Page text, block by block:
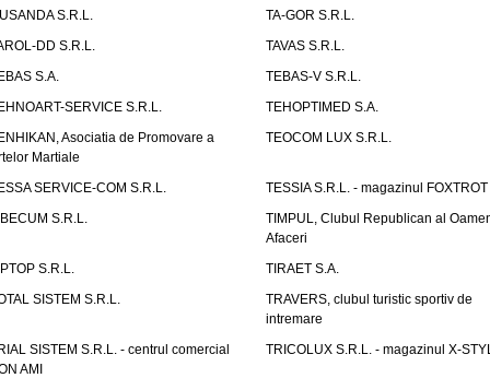
S.R.L.
TA-GOR S.R.L.
DD S.R.L.
TAVAS S.R.L.
S.A.
TEBAS-V S.R.L.
SERVICE S.R.L.
TEHOPTIMED S.A.
Asociatia de Promovare a
Martiale
TEOCOM LUX S.R.L.
SERVICE-COM S.R.L.
TESSIA S.R.L. - magazinul FOXTROT
S.R.L.
TIMPUL, Clubul Republican al
Afaceri
S.R.L.
TIRAET S.A.
SISTEM S.R.L.
TRAVERS, clubul turistic sportiv de
intremare
SISTEM S.R.L. - centrul comercial
AMI
TRICOLUX S.R.L. - magazinul X-